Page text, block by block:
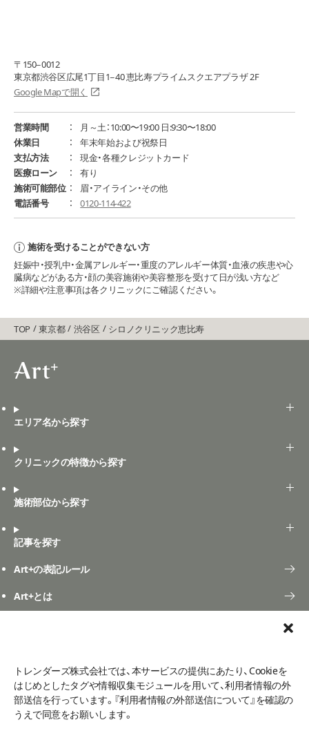
トレンダーズ株式会社では、本サービスの提供にあたり、Cookieを
はじめとしたタグや情報収集モジュールを用いて、利用者情報の外
部送信を行っています。『利用者情報の外部送信について』を確認の
うえで同意をお願いします。
〒150−0012
東京都渋谷区広尾1丁目1−40 恵比寿プライムスクエアプラザ 2F
Google Mapで開く
営業時間
月～土：10:00〜19:00 日:9:30〜18:00
休業日
年末年始および祝祭日
支払方法
現金・各種クレジットカード
医療ローン
有り
施術可能部位
眉・アイライン・その他
電話番号
0120-114-422
施術を受けることができない方
妊娠中・授乳中・金属アレルギー・重度のアレルギー体質・血液の疾患や心
臓病などがある方・顔の美容施術や美容整形を受けて日が浅い方など
※詳細や注意事項は各クリニックにご確認ください。
TOP 東京都 渋谷区 シロノクリニック恵比寿
エリア名から探す
クリニックの特徴から探す
施術部位から探す
記事を探す
Art+の表記ルール
Art+とは
利用者情報の外部送信について
メディア掲載
プライバシーポリシー
運営会社